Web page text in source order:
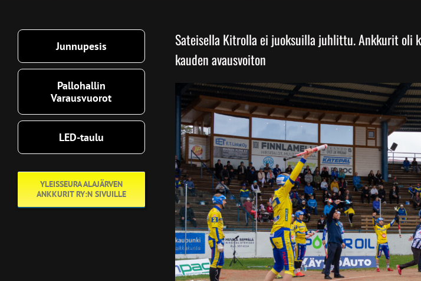
Junnupesis
Pallohallin
Varausvuorot
LED-taulu
YLEISSEURA ALAJÄRVEN
ANKKURIT RY:N SIVUILLE
Sateisella Kitrolla ei juoksuilla juhlittu. Ankkurit oli
kauden avausvoiton